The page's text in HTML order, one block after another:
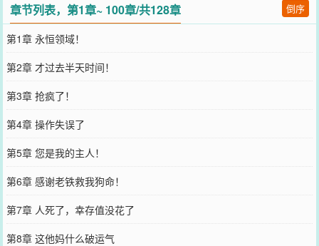
章节列表，第1章~ 100章/共128章 倒序
第1章 永恒领域！
第2章 才过去半天时间！
第3章 抢疯了！
第4章 操作失误了
第5章 您是我的主人！
第6章 感谢老铁救我狗命！
第7章 人死了，幸存值没花了
第8章 这他妈什么破运气